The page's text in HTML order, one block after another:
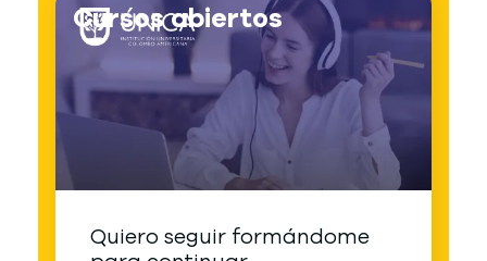
Cursos abiertos
Quiero seguir formándome